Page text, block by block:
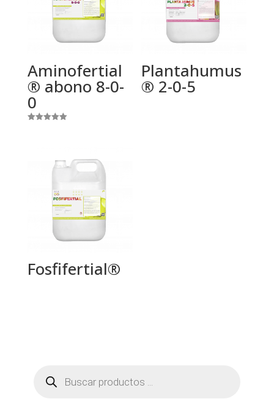
Aminofertial
® abono 8-0-
0
Plantahumus
® 2-0-5
Fosfifertial®
productos